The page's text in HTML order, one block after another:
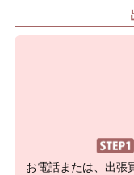
お電話または、出張